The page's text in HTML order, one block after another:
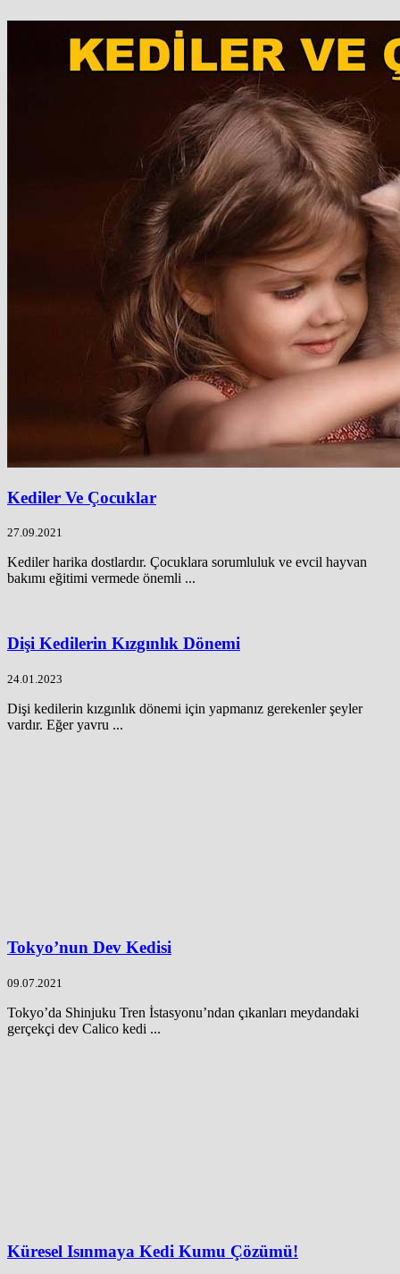
Kediler Ve Çocuklar
27.09.2021
Kediler harika dostlardır. Çocuklara sorumluluk ve evcil hayvan
bakımı eğitimi vermede önemli ...
Dişi Kedilerin Kızgınlık Dönemi
24.01.2023
Dişi kedilerin kızgınlık dönemi için yapmanız gerekenler şeyler
vardır. Eğer yavru ...
Tokyo’nun Dev Kedisi
09.07.2021
Tokyo’da Shinjuku Tren İstasyonu’ndan çıkanları meydandaki
gerçekçi dev Calico kedi ...
Küresel Isınmaya Kedi Kumu Çözümü!